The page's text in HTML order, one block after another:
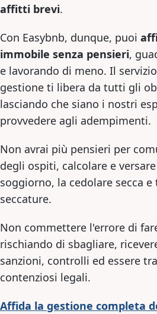
affitti brevi.
Con Easybnb, dunque, puoi
immobile senza pensieri,
e lavorando di meno. Il
gestione ti libera da tutti gli
lasciando che siano i nostri
provvedere agli adempimenti.
Non avrai più pensieri per
degli ospiti, calcolare e
soggiorno, la cedolare secca
seccature.
Non commettere l'errore di
rischiando di sbagliare,
sanzioni, controlli ed essere
contenziosi legali.
Affida la gestione completa